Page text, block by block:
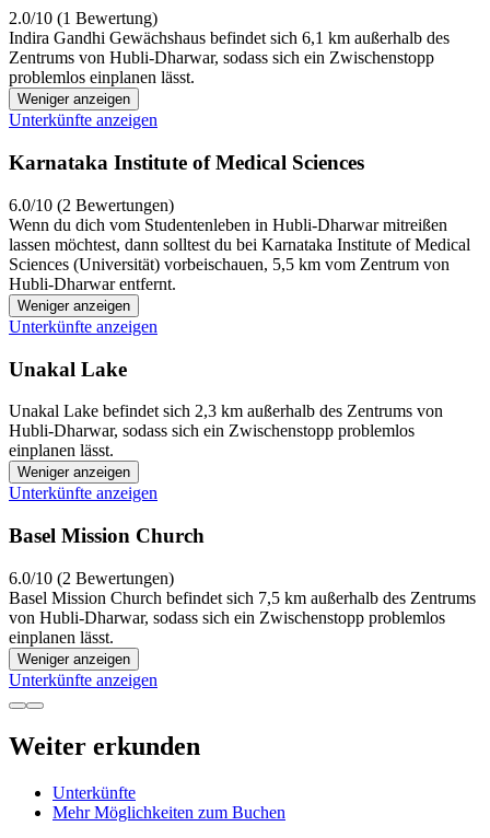
2.0/10 (1 Bewertung)
Indira Gandhi Gewächshaus befindet sich 6,1 km außerhalb des
Zentrums von Hubli-Dharwar, sodass sich ein Zwischenstopp
problemlos einplanen lässt.
Weniger anzeigen
Unterkünfte anzeigen
Karnataka Institute of Medical Sciences
6.0/10 (2 Bewertungen)
Wenn du dich vom Studentenleben in Hubli-Dharwar mitreißen
lassen möchtest, dann solltest du bei Karnataka Institute of Medical
Sciences (Universität) vorbeischauen, 5,5 km vom Zentrum von
Hubli-Dharwar entfernt.
Weniger anzeigen
Unterkünfte anzeigen
Unakal Lake
Unakal Lake befindet sich 2,3 km außerhalb des Zentrums von
Hubli-Dharwar, sodass sich ein Zwischenstopp problemlos
einplanen lässt.
Weniger anzeigen
Unterkünfte anzeigen
Basel Mission Church
6.0/10 (2 Bewertungen)
Basel Mission Church befindet sich 7,5 km außerhalb des Zentrums
von Hubli-Dharwar, sodass sich ein Zwischenstopp problemlos
einplanen lässt.
Weniger anzeigen
Unterkünfte anzeigen
Weiter erkunden
Unterkünfte
Mehr Möglichkeiten zum Buchen